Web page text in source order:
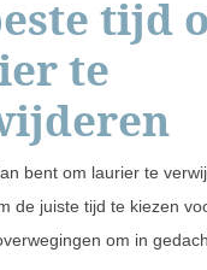
tijd
te
bent om laurier te
de juiste tijd te kiezen
om in